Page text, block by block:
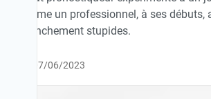
Même un professionnel, à ses
franchement stupides.
07/06/2023